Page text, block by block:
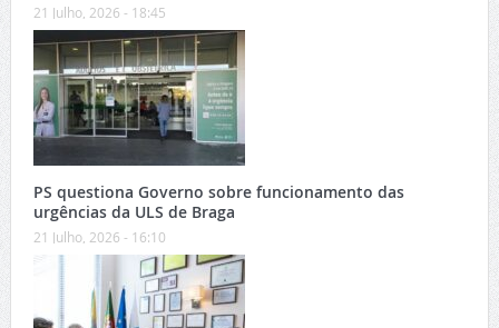
21 Julho, 2026 - 18:45
PS questiona Governo sobre funcionamento das
urgências da ULS de Braga
21 Julho, 2026 - 16:10